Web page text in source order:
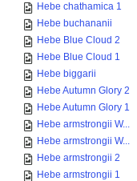
Hebe chathamica 1
Hebe buchananii
Hebe Blue Cloud 2
Hebe Blue Cloud 1
Hebe biggarii
Hebe Autumn Glory 2
Hebe Autumn Glory 1
Hebe armstrongii W...
Hebe armstrongii W...
Hebe armstrongii 2
Hebe armstrongii 1